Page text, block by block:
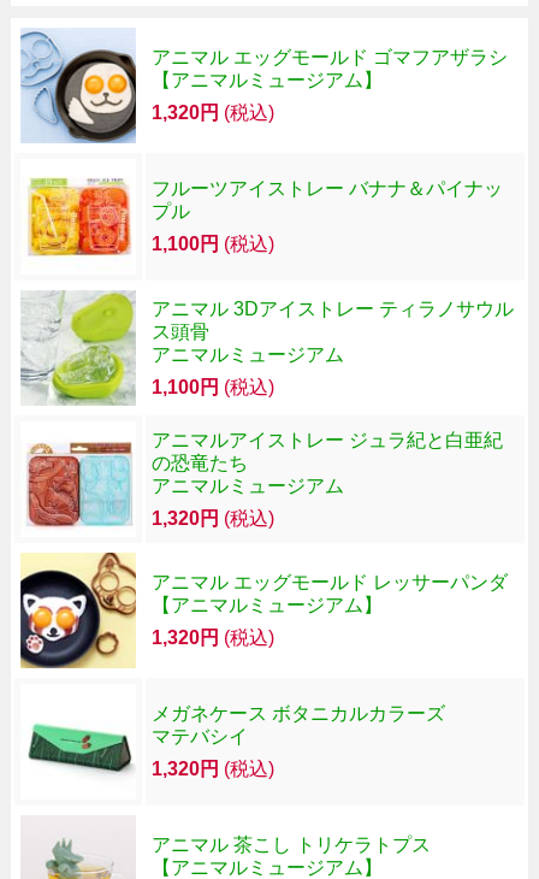
アニマル エッグモールド ゴマフアザラシ
【アニマルミュージアム】
1,320円 (税込)
フルーツアイストレー バナナ＆パイナッ
プル
1,100円 (税込)
アニマル 3Dアイストレー ティラノサウル
ス頭骨
アニマルミュージアム
1,100円 (税込)
アニマルアイストレー ジュラ紀と白亜紀
の恐竜たち
アニマルミュージアム
1,320円 (税込)
アニマル エッグモールド レッサーパンダ
【アニマルミュージアム】
1,320円 (税込)
メガネケース ボタニカルカラーズ
マテバシイ
1,320円 (税込)
アニマル 茶こし トリケラトプス
【アニマルミュージアム】